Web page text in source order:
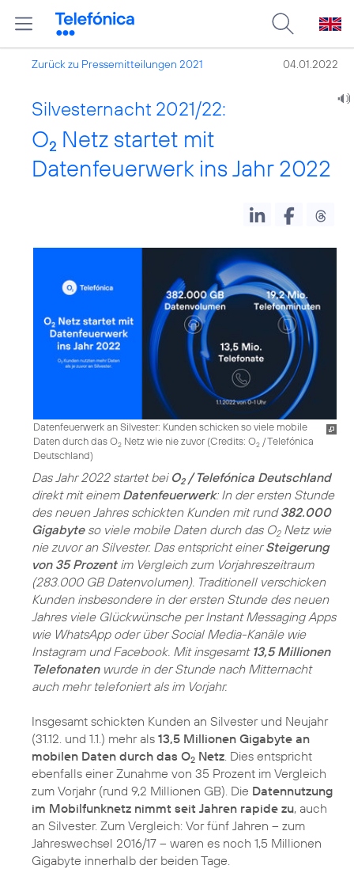
Zurück zu Pressemitteilungen 2021 04.01.2022
Silvesternacht 2021/22:
O2 Netz startet mit
Datenfeuerwerk ins Jahr 2022
Datenfeuerwerk an Silvester: Kunden schicken so viele mobile
Daten durch das O2 Netz wie nie zuvor (Credits: O2 / Telefónica
Deutschland)
Das Jahr 2022 startet bei O2/ Telefónica Deutschland
direkt mit einem Datenfeuerwerk: In der ersten Stunde
des neuen Jahres schickten Kunden mit rund382.000
Gigabyteso viele mobile Daten durch das O2Netz wie
nie zuvor an Silvester. Das entspricht einerSteigerung
von 35 Prozentim Vergleich zum Vorjahreszeitraum
(283.000 GB Datenvolumen). Traditionell verschicken
Kunden insbesondere in der ersten Stunde des neuen
Jahres viele Glückwünsche per Instant Messaging Apps
wie WhatsApp oder über Social Media-Kanäle wie
Instagram und Facebook. Mit insgesamt 13,5 Millionen
Telefonatenwurde in der Stunde nach Mitternacht
auch mehr telefoniert als im Vorjahr.
Insgesamt schickten Kunden an Silvester und Neujahr
(31.12. und 1.1.) mehr als 13,5 Millionen Gigabyte an
mobilen Daten durch das O2 Netz . Dies entspricht
ebenfalls einer Zunahme von 35 Prozent im Vergleich
zum Vorjahr (rund 9,2 Millionen GB). Die Datennutzung
im Mobilfunknetz nimmt seit Jahren rapide zu, auch
an Silvester. Zum Vergleich: Vor fünf Jahren – zum
Jahreswechsel 2016/17 – waren es noch 1,5 Millionen
Gigabyte innerhalb der beiden Tage.